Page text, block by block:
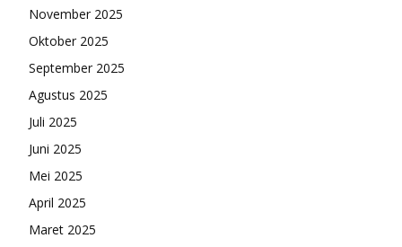
November 2025
Oktober 2025
September 2025
Agustus 2025
Juli 2025
Juni 2025
Mei 2025
April 2025
Maret 2025